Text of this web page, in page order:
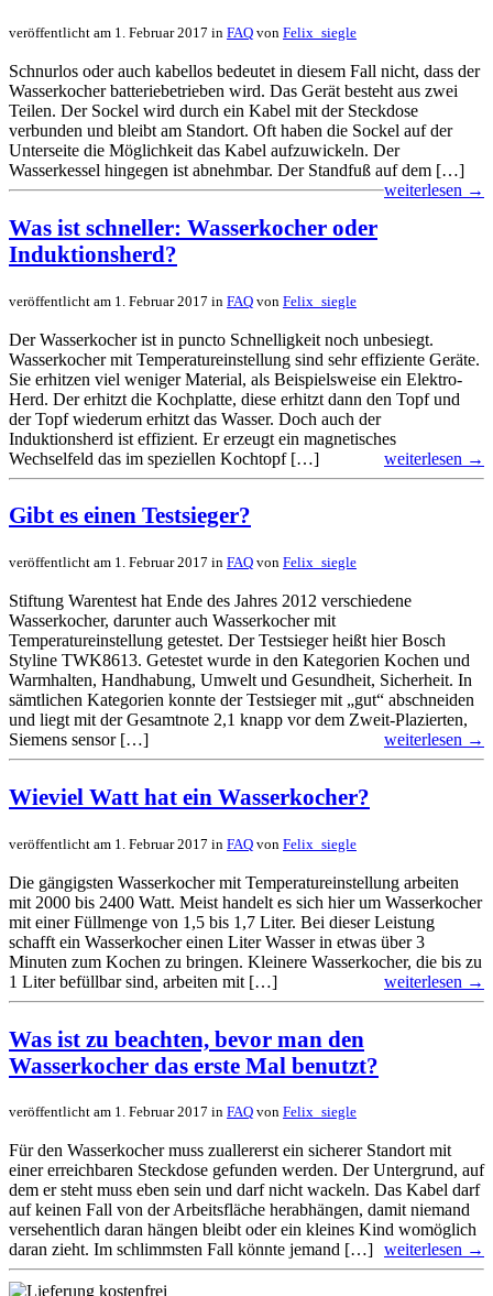
veröffentlicht am 1. Februar 2017 in FAQ von Felix_siegle
Schnurlos oder auch kabellos bedeutet in diesem Fall nicht, dass der
Wasserkocher batteriebetrieben wird. Das Gerät besteht aus zwei
Teilen. Der Sockel wird durch ein Kabel mit der Steckdose
verbunden und bleibt am Standort. Oft haben die Sockel auf der
Unterseite die Möglichkeit das Kabel aufzuwickeln. Der
Wasserkessel hingegen ist abnehmbar. Der Standfuß auf dem […]
weiterlesen →
Was ist schneller: Wasserkocher oder
Induktionsherd?
veröffentlicht am 1. Februar 2017 in FAQ von Felix_siegle
Der Wasserkocher ist in puncto Schnelligkeit noch unbesiegt.
Wasserkocher mit Temperatureinstellung sind sehr effiziente Geräte.
Sie erhitzen viel weniger Material, als Beispielsweise ein Elektro-
Herd. Der erhitzt die Kochplatte, diese erhitzt dann den Topf und
der Topf wiederum erhitzt das Wasser. Doch auch der
Induktionsherd ist effizient. Er erzeugt ein magnetisches
Wechselfeld das im speziellen Kochtopf […]
weiterlesen →
Gibt es einen Testsieger?
veröffentlicht am 1. Februar 2017 in FAQ von Felix_siegle
Stiftung Warentest hat Ende des Jahres 2012 verschiedene
Wasserkocher, darunter auch Wasserkocher mit
Temperatureinstellung getestet. Der Testsieger heißt hier Bosch
Styline TWK8613. Getestet wurde in den Kategorien Kochen und
Warmhalten, Handhabung, Umwelt und Gesundheit, Sicherheit. In
sämtlichen Kategorien konnte der Testsieger mit „gut“ abschneiden
und liegt mit der Gesamtnote 2,1 knapp vor dem Zweit-Plazierten,
Siemens sensor […]
weiterlesen →
Wieviel Watt hat ein Wasserkocher?
veröffentlicht am 1. Februar 2017 in FAQ von Felix_siegle
Die gängigsten Wasserkocher mit Temperatureinstellung arbeiten
mit 2000 bis 2400 Watt. Meist handelt es sich hier um Wasserkocher
mit einer Füllmenge von 1,5 bis 1,7 Liter. Bei dieser Leistung
schafft ein Wasserkocher einen Liter Wasser in etwas über 3
Minuten zum Kochen zu bringen. Kleinere Wasserkocher, die bis zu
1 Liter befüllbar sind, arbeiten mit […]
weiterlesen →
Was ist zu beachten, bevor man den
Wasserkocher das erste Mal benutzt?
veröffentlicht am 1. Februar 2017 in FAQ von Felix_siegle
Für den Wasserkocher muss zuallererst ein sicherer Standort mit
einer erreichbaren Steckdose gefunden werden. Der Untergrund, auf
dem er steht muss eben sein und darf nicht wackeln. Das Kabel darf
auf keinen Fall von der Arbeitsfläche herabhängen, damit niemand
versehentlich daran hängen bleibt oder ein kleines Kind womöglich
daran zieht. Im schlimmsten Fall könnte jemand […] weiterlesen →